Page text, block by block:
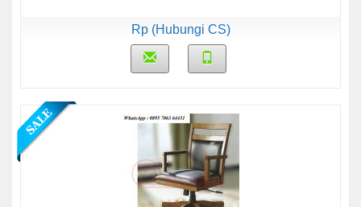
Rp (Hubungi CS)